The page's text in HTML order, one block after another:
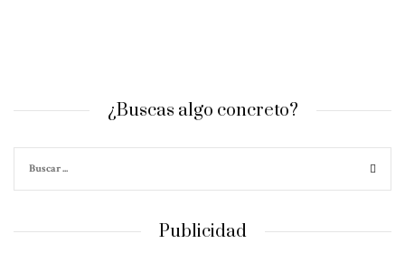
¿Buscas algo concreto?
Publicidad